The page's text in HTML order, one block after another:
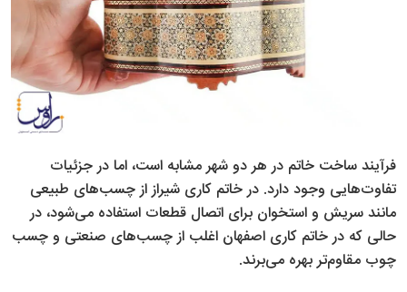
فرآیند ساخت خاتم در هر دو شهر مشابه است، اما در جزئیات
تفاوت‌هایی وجود دارد. در خاتم کاری شیراز از چسب‌های طبیعی
مانند سریش و استخوان برای اتصال قطعات استفاده می‌شود، در
حالی که در خاتم کاری اصفهان اغلب از چسب‌های صنعتی و چسب
چوب مقاوم‌تر بهره می‌برند.